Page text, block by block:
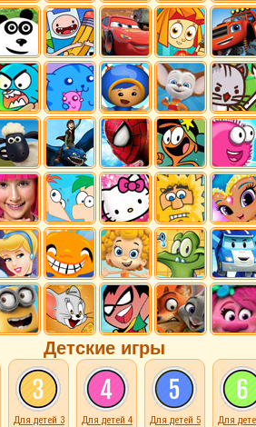
Детские игры
Для детей 3
Для детей 4
Для детей 5
Для